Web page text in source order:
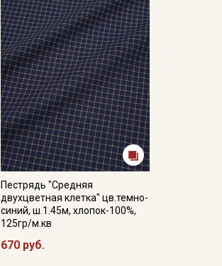
Пестрядь "Средняя
двухцветная клетка" цв.темно-
синий, ш.1.45м, хлопок-100%,
125гр/м.кв
670 руб.